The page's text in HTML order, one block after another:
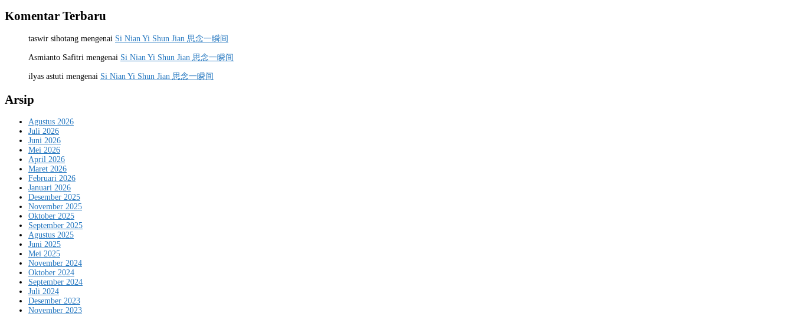
Komentar Terbaru
taswir sihotang mengenai Si Nian Yi Shun Jian 思念一瞬间
Asmianto Safitri mengenai Si Nian Yi Shun Jian 思念一瞬间
ilyas astuti mengenai Si Nian Yi Shun Jian 思念一瞬间
Arsip
Agustus 2026
Juli 2026
Juni 2026
Mei 2026
April 2026
Maret 2026
Februari 2026
Januari 2026
Desember 2025
November 2025
Oktober 2025
September 2025
Agustus 2025
Juni 2025
Mei 2025
November 2024
Oktober 2024
September 2024
Juli 2024
Desember 2023
November 2023